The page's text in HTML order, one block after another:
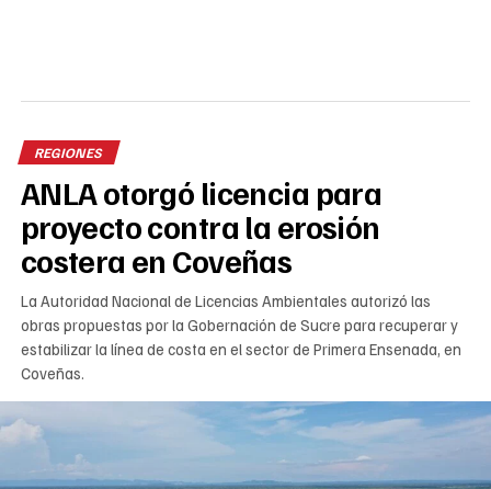
REGIONES
ANLA otorgó licencia para
proyecto contra la erosión
costera en Coveñas
La Autoridad Nacional de Licencias Ambientales autorizó las
obras propuestas por la Gobernación de Sucre para recuperar y
estabilizar la línea de costa en el sector de Primera Ensenada, en
Coveñas.